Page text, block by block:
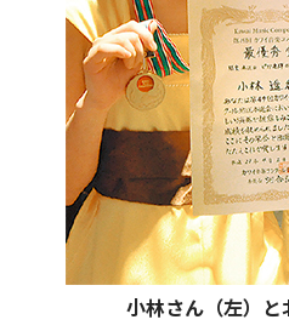
小林さん（左）と